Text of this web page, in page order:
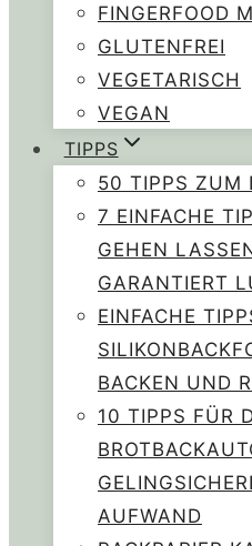
FINGERFOOD
GLUTENFREI
VEGETARISCH
VEGAN
TIPPS
50 TIPPS ZUM
7 EINFACHE
GEHEN
GARANTIERT
EINFACHE
BACKEN UND
10 TIPPS FÜR
AUFWAND